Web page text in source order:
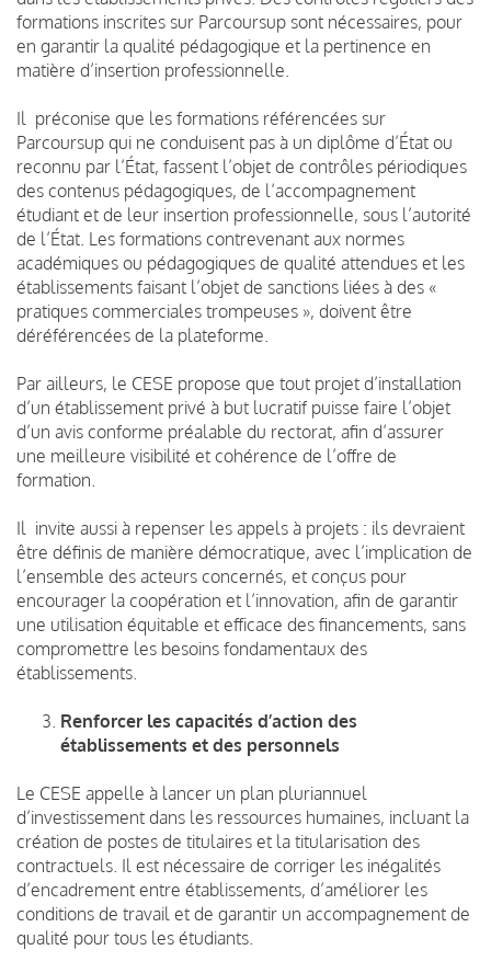
formations inscrites sur Parcoursup sont nécessaires, pour
en garantir la qualité pédagogique et la pertinence en
matière d’insertion professionnelle.
Il préconise que les formations référencées sur
Parcoursup qui ne conduisent pas à un diplôme d’État ou
reconnu par l’État, fassent l’objet de contrôles périodiques
des contenus pédagogiques, de l’accompagnement
étudiant et de leur insertion professionnelle, sous l’autorité
de l’État. Les formations contrevenant aux normes
académiques ou pédagogiques de qualité attendues et les
établissements faisant l’objet de sanctions liées à des «
pratiques commerciales trompeuses », doivent être
déréférencées de la plateforme.
Par ailleurs, le CESE propose que tout projet d’installation
d’un établissement privé à but lucratif puisse faire l’objet
d’un avis conforme préalable du rectorat, afin d’assurer
une meilleure visibilité et cohérence de l’offre de
formation.
Il invite aussi à repenser les appels à projets : ils devraient
être définis de manière démocratique, avec l’implication de
l’ensemble des acteurs concernés, et conçus pour
encourager la coopération et l’innovation, afin de garantir
une utilisation équitable et efficace des financements, sans
compromettre les besoins fondamentaux des
établissements.
Renforcer les capacités d’action des
établissements et des personnels
Le CESE appelle à lancer un plan pluriannuel
d’investissement dans les ressources humaines, incluant la
création de postes de titulaires et la titularisation des
contractuels. Il est nécessaire de corriger les inégalités
d’encadrement entre établissements, d’améliorer les
conditions de travail et de garantir un accompagnement de
qualité pour tous les étudiants.